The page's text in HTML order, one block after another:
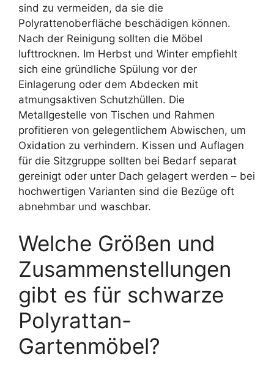
sind zu vermeiden, da sie die
Polyrattenoberfläche beschädigen können.
Nach der Reinigung sollten die Möbel
lufttrocknen. Im Herbst und Winter empfiehlt
sich eine gründliche Spülung vor der
Einlagerung oder dem Abdecken mit
atmungsaktiven Schutzhüllen. Die
Metallgestelle von Tischen und Rahmen
profitieren von gelegentlichem Abwischen, um
Oxidation zu verhindern. Kissen und Auflagen
für die Sitzgruppe sollten bei Bedarf separat
gereinigt oder unter Dach gelagert werden – bei
hochwertigen Varianten sind die Bezüge oft
abnehmbar und waschbar.
Welche Größen und
Zusammenstellungen
gibt es für schwarze
Polyrattan-
Gartenmöbel?